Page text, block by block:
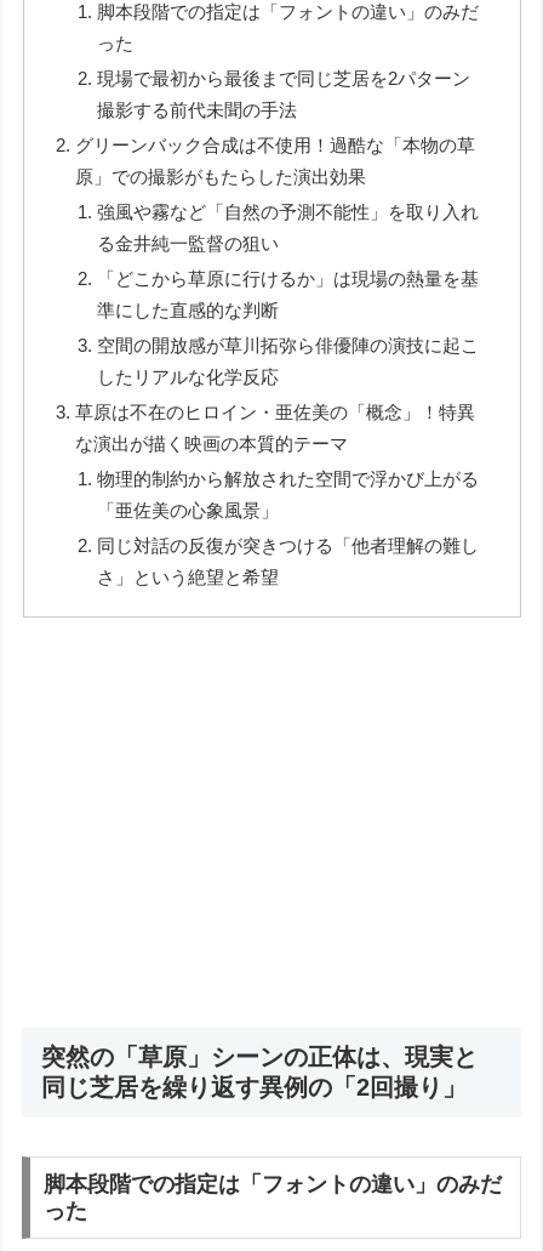
脚本段階での指定は「フォントの違い」のみだ
った
現場で最初から最後まで同じ芝居を2パターン
撮影する前代未聞の手法
グリーンバック合成は不使用！過酷な「本物の草
原」での撮影がもたらした演出効果
強風や霧など「自然の予測不能性」を取り入れ
る金井純一監督の狙い
「どこから草原に行けるか」は現場の熱量を基
準にした直感的な判断
空間の開放感が草川拓弥ら俳優陣の演技に起こ
したリアルな化学反応
草原は不在のヒロイン・亜佐美の「概念」！特異
な演出が描く映画の本質的テーマ
物理的制約から解放された空間で浮かび上がる
「亜佐美の心象風景」
同じ対話の反復が突きつける「他者理解の難し
さ」という絶望と希望
突然の「草原」シーンの正体は、現実と
同じ芝居を繰り返す異例の「2回撮り」
脚本段階での指定は「フォントの違い」のみだ
った